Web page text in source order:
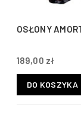
OSŁONY
189,00 zł
DO KOSZYKA